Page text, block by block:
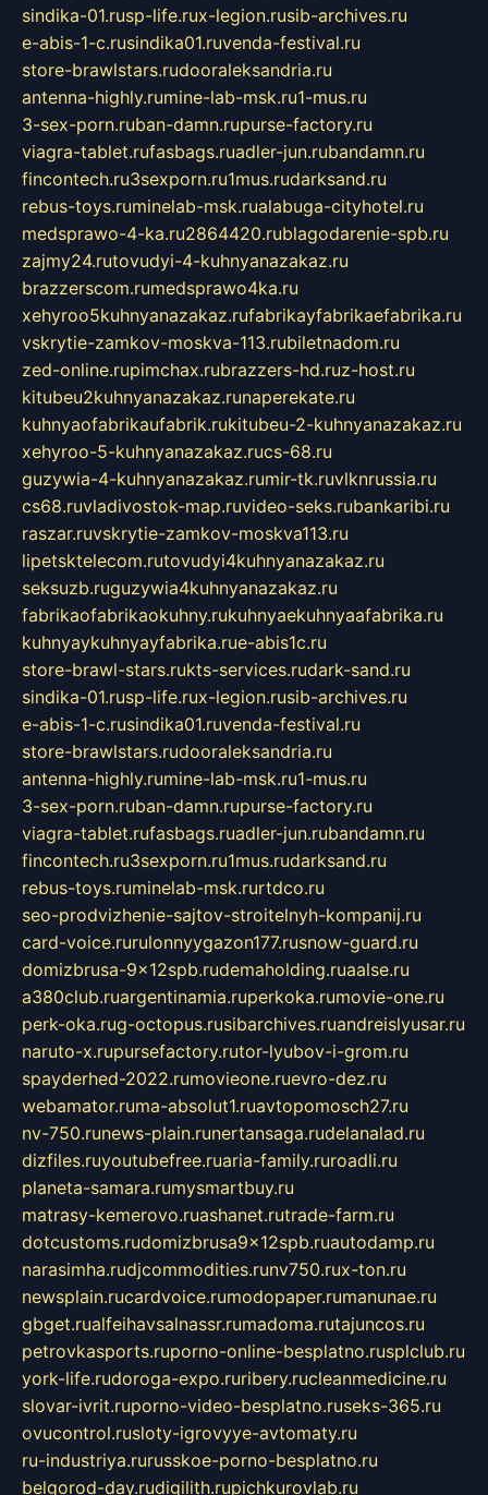
sindika-01.rusp-life.rux-legion.rusib-archives.ru
e-abis-1-c.rusindika01.ruvenda-festival.ru
store-brawlstars.rudooraleksandria.ru
antenna-highly.rumine-lab-msk.ru1-mus.ru
3-sex-porn.ruban-damn.rupurse-factory.ru
viagra-tablet.rufasbags.ruadler-jun.rubandamn.ru
fincontech.ru3sexporn.ru1mus.rudarksand.ru
rebus-toys.ruminelab-msk.rualabuga-cityhotel.ru
medsprawo-4-ka.ru2864420.rublagodarenie-spb.ru
zajmy24.rutovudyi-4-kuhnyanazakaz.ru
brazzerscom.rumedsprawo4ka.ru
xehyroo5kuhnyanazakaz.rufabrikayfabrikaefabrika.ru
vskrytie-zamkov-moskva-113.rubiletnadom.ru
zed-online.rupimchax.rubrazzers-hd.ruz-host.ru
kitubeu2kuhnyanazakaz.runaperekate.ru
kuhnyaofabrikaufabrik.rukitubeu-2-kuhnyanazakaz.ru
xehyroo-5-kuhnyanazakaz.rucs-68.ru
guzywia-4-kuhnyanazakaz.rumir-tk.ruvlknrussia.ru
cs68.ruvladivostok-map.ruvideo-seks.rubankaribi.ru
raszar.ruvskrytie-zamkov-moskva113.ru
lipetsktelecom.rutovudyi4kuhnyanazakaz.ru
seksuzb.ruguzywia4kuhnyanazakaz.ru
fabrikaofabrikaokuhny.rukuhnyaekuhnyaafabrika.ru
kuhnyaykuhnyayfabrika.rue-abis1c.ru
store-brawl-stars.rukts-services.rudark-sand.ru
sindika-01.rusp-life.rux-legion.rusib-archives.ru
e-abis-1-c.rusindika01.ruvenda-festival.ru
store-brawlstars.rudooraleksandria.ru
antenna-highly.rumine-lab-msk.ru1-mus.ru
3-sex-porn.ruban-damn.rupurse-factory.ru
viagra-tablet.rufasbags.ruadler-jun.rubandamn.ru
fincontech.ru3sexporn.ru1mus.rudarksand.ru
rebus-toys.ruminelab-msk.rurtdco.ru
seo-prodvizhenie-sajtov-stroitelnyh-kompanij.ru
card-voice.rurulonnyygazon177.rusnow-guard.ru
domizbrusa-9x12spb.rudemaholding.ruaalse.ru
a380club.ruargentinamia.ruperkoka.rumovie-one.ru
perk-oka.rug-octopus.rusibarchives.ruandreislyusar.ru
naruto-x.rupursefactory.rutor-lyubov-i-grom.ru
spayderhed-2022.rumovieone.ruevro-dez.ru
webamator.ruma-absolut1.ruavtopomosch27.ru
nv-750.runews-plain.runertansaga.rudelanalad.ru
dizfiles.ruyoutubefree.ruaria-family.ruroadli.ru
planeta-samara.rumysmartbuy.ru
matrasy-kemerovo.ruashanet.rutrade-farm.ru
dotcustoms.rudomizbrusa9x12spb.ruautodamp.ru
narasimha.rudjcommodities.runv750.rux-ton.ru
newsplain.rucardvoice.rumodopaper.rumanunae.ru
gbget.rualfeihavsalnassr.rumadoma.rutajuncos.ru
petrovkasports.ruporno-online-besplatno.rusplclub.ru
york-life.rudoroga-expo.ruribery.rucleanmedicine.ru
slovar-ivrit.ruporno-video-besplatno.ruseks-365.ru
ovucontrol.rusloty-igrovyye-avtomaty.ru
ru-industriya.rurusskoe-porno-besplatno.ru
belgorod-day.rudigilith.rupichkurovlab.ru